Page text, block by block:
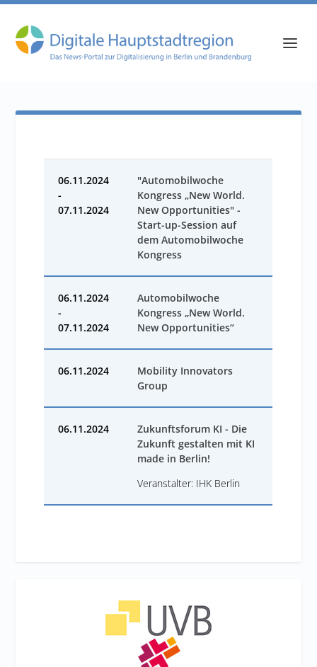
06.11.2024
-
07.11.2024
"Automobilwoche
Kongress „New World.
New Opportunities" -
Start-up-Session auf
dem Automobilwoche
Kongress
06.11.2024
-
07.11.2024
Automobilwoche
Kongress „New World.
New Opportunities“
06.11.2024
Mobility Innovators
Group
06.11.2024
Zukunftsforum KI - Die
Zukunft gestalten mit KI
made in Berlin!
Veranstalter: IHK Berlin